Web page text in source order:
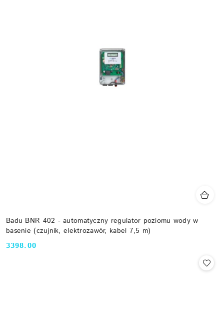
Badu BNR 402 - automatyczny regulator poziomu wody w
basenie (czujnik, elektrozawór, kabel 7,5 m)
Cena:
3398.00